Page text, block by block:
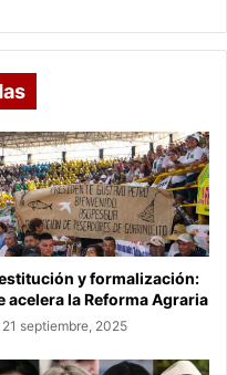
y formalización:
acelera la Reforma Agraria
21 septiembre, 2025